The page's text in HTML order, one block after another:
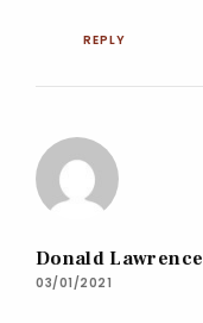
REPLY
Donald Lawrence
03/01/2021